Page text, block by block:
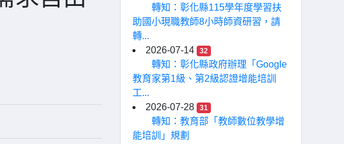
轉知：彰化縣115學年度學習扶
助國小現職教師8小時師資研習，請
轉...
2026-07-14
32
轉知：彰化縣政府辦理「Google
教育家第1級、第2級認證增能培訓
工...
2026-07-28
31
轉知：教育部「教師數位教學增
能培訓」規劃